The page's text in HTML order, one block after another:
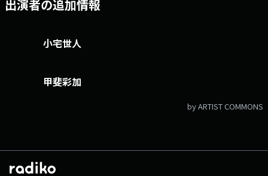
出演者の追加情報
小宅世人
甲斐彩加
by ARTIST COMMONS